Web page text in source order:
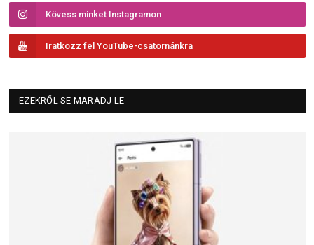
Kövess minket Instagramon
Iratkozz fel YouTube-csatornánkra
EZEKRŐL SE MARADJ LE